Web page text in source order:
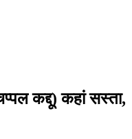
कद्दू) कहां सस्ता,